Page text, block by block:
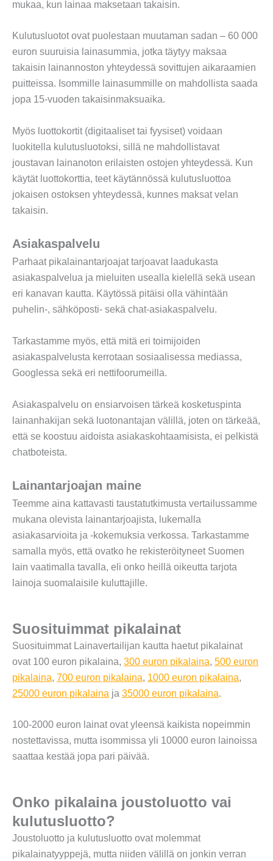
mukaa, kun lainaa maksetaan takaisin.
Kulutusluotot ovat puolestaan muutaman sadan – 60 000
euron suuruisia lainasummia, jotka täytyy maksaa
takaisin lainannoston yhteydessä sovittujen aikaraamien
puitteissa. Isommille lainasummille on mahdollista saada
jopa 15-vuoden takaisinmaksuaika.
Myös luottokortit (digitaaliset tai fyysiset) voidaan
luokitella kulutusluotoksi, sillä ne mahdollistavat
joustavan lainanoton erilaisten ostojen yhteydessä. Kun
käytät luottokorttia, teet käytännössä kulutusluottoa
jokaisen ostoksen yhteydessä, kunnes maksat velan
takaisin.
Asiakaspalvelu
Parhaat pikalainantarjoajat tarjoavat laadukasta
asiakaspalvelua ja mieluiten usealla kielellä sekä usean
eri kanavan kautta. Käytössä pitäisi olla vähintään
puhelin-, sähköposti- sekä chat-asiakaspalvelu.
Tarkastamme myös, että mitä eri toimijoiden
asiakaspalvelusta kerrotaan sosiaalisessa mediassa,
Googlessa sekä eri nettifoorumeilla.
Asiakaspalvelu on ensiarvoisen tärkeä kosketuspinta
lainanhakijan sekä luotonantajan välillä, joten on tärkeää,
että se koostuu aidoista asiakaskohtaamisista, ei pelkistä
chatboteista.
Lainantarjoajan maine
Teemme aina kattavasti taustatutkimusta vertailussamme
mukana olevista lainantarjoajista, lukemalla
asiakasarvioita ja -kokemuksia verkossa. Tarkastamme
samalla myös, että ovatko he rekisteröityneet Suomen
lain vaatimalla tavalla, eli onko heillä oikeutta tarjota
lainoja suomalaisile kuluttajille.
Suosituimmat pikalainat
Suosituimmat Lainavertailijan kautta haetut pikalainat
ovat 100 euron pikalaina, 300 euron pikalaina, 500 euron
pikalaina, 700 euron pikalaina, 1000 euron pikalaina,
25000 euron pikalaina ja 35000 euron pikalaina.
100-2000 euron lainat ovat yleensä kaikista nopeimmin
nostettavissa, mutta isommissa yli 10000 euron lainoissa
saattaa kestää jopa pari päivää.
Onko pikalaina joustoluotto vai
kulutusluotto?
Joustoluotto ja kulutusluotto ovat molemmat
pikalainatyyppejä, mutta niiden välillä on jonkin verran